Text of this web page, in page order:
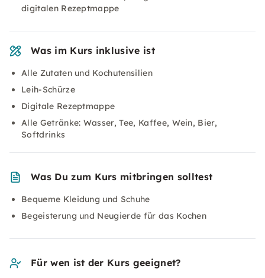
digitalen Rezeptmappe
Was im Kurs inklusive ist
Alle Zutaten und Kochutensilien
Leih-Schürze
Digitale Rezeptmappe
Alle Getränke: Wasser, Tee, Kaffee, Wein, Bier,
Softdrinks
Was Du zum Kurs mitbringen solltest
Bequeme Kleidung und Schuhe
Begeisterung und Neugierde für das Kochen
Für wen ist der Kurs geeignet?